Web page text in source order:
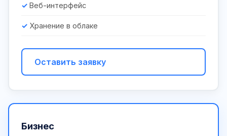
Веб-интерфейс
Хранение в облаке
Оставить заявку
Бизнес